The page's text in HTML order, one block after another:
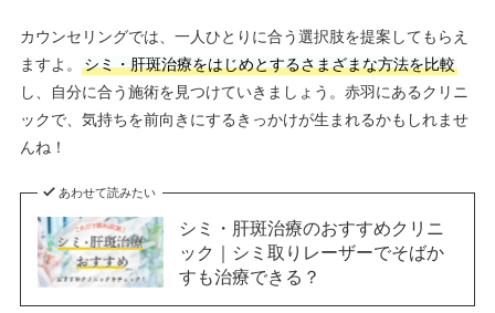
カウンセリングでは、一人ひとりに合う選択肢を提案してもらえ
ますよ。
シミ・肝斑治療をはじめとするさまざまな方法を比較
し、自分に合う施術を見つけていきましょう。赤羽にあるクリニ
ックで、気持ちを前向きにするきっかけが生まれるかもしれませ
んね！
あわせて読みたい
シミ・肝斑治療のおすすめクリニ
ック｜シミ取りレーザーでそばか
すも治療できる？